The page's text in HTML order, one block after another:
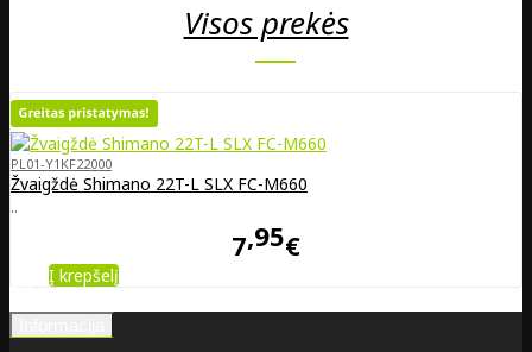
Visos prekės
PL01-Y1KF22000
Žvaigždė Shimano 22T-L SLX FC-M660
..
7 95€
Į krepšelį